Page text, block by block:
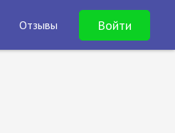
Отзывы Войти